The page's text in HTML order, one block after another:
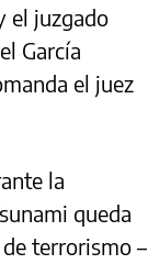
el juzgado
García
el juez
la
queda
terrorismo –